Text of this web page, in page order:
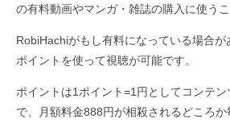
の有料動画やマンガ・雑誌の購入に使うこ
RobiHachiがもし有料になっている場合
ポイントを使って視聴が可能です。
ポイントは1ポイント=1円としてコンテ
で、月額料金888円が相殺されるどころ